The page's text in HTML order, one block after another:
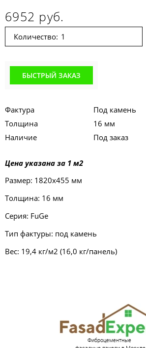
6952 руб.
Количество:
БЫСТРЫЙ ЗАКАЗ
Фактура
Под камень
Толщина
16 мм
Наличие
Под заказ
Цена указана за 1 м2
Размер: 1820х455 мм
Толщина: 16 мм
Серия: FuGe
Тип фактуры: под камень
Вес: 19,4 кг/м2 (16,0 кг/панель)
Фиброцементные